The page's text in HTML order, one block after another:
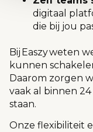
digitaal
die bij jou
Bij Easzyweten
kunnen
Daarom zorgen
vaak al binnen
staan.
Onze flexibiliteit